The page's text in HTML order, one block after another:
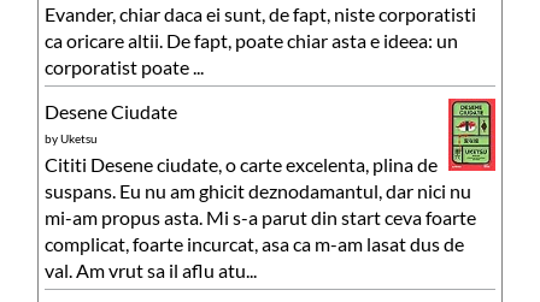
Evander, chiar daca ei sunt, de fapt, niste corporatisti
ca oricare altii. De fapt, poate chiar asta e ideea: un
corporatist poate ...
Desene Ciudate
byUketsu
Cititi Desene ciudate, o carte excelenta, plina de
suspans. Eu nu am ghicit deznodamantul, dar nici nu
mi-am propus asta. Mi s-a parut din start ceva foarte
complicat, foarte incurcat, asa ca m-am lasat dus de
val. Am vrut sa il aflu atu...